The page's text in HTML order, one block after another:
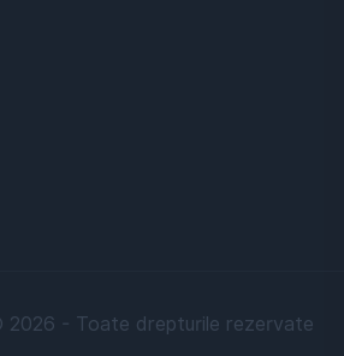
2026 - Toate drepturile rezervate